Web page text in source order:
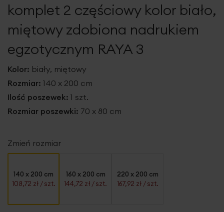
komplet 2 częściowy kolor biało,
miętowy zdobiona nadrukiem
egzotycznym RAYA 3
Kolor: biały, miętowy
Rozmiar: 140 x 200 cm
Ilość poszewek: 1 szt.
Rozmiar poszewki: 70 x 80 cm
Zmień rozmiar
140 x 200 cm
108,72 zł / szt.
160 x 200 cm
144,72 zł / szt.
220 x 200 cm
167,92 zł / szt.